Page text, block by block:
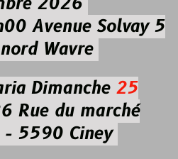
Avenue Solvay 5
Wavre
Dimanche 25
Rue du marché
5590 Ciney